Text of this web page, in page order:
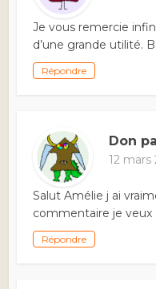
Je vous remercie
d’une grande utilité.
Répondre
Don
12 mars
Salut Amélie j ai
commentaire je
Répondre